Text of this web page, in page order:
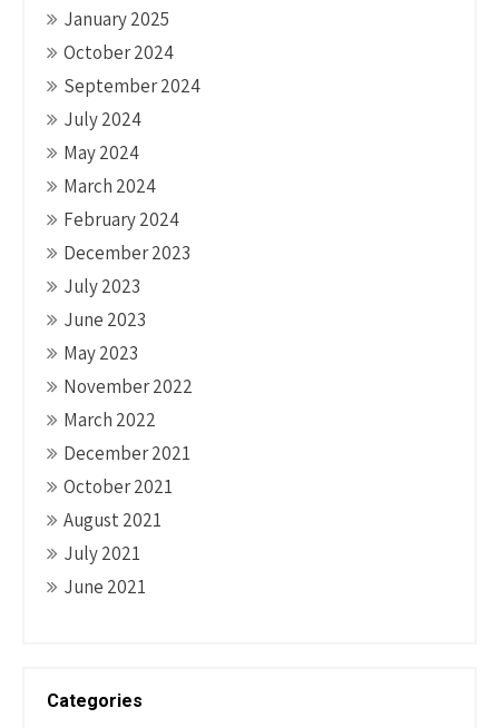
January 2025
October 2024
September 2024
July 2024
May 2024
March 2024
February 2024
December 2023
July 2023
June 2023
May 2023
November 2022
March 2022
December 2021
October 2021
August 2021
July 2021
June 2021
Categories